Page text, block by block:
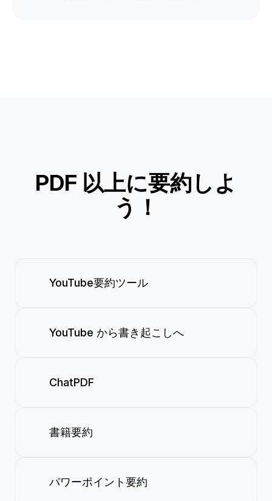
PDF 以上に要約しよ
う！
YouTube要約ツール
YouTube から書き起こしへ
ChatPDF
書籍要約
パワーポイント要約